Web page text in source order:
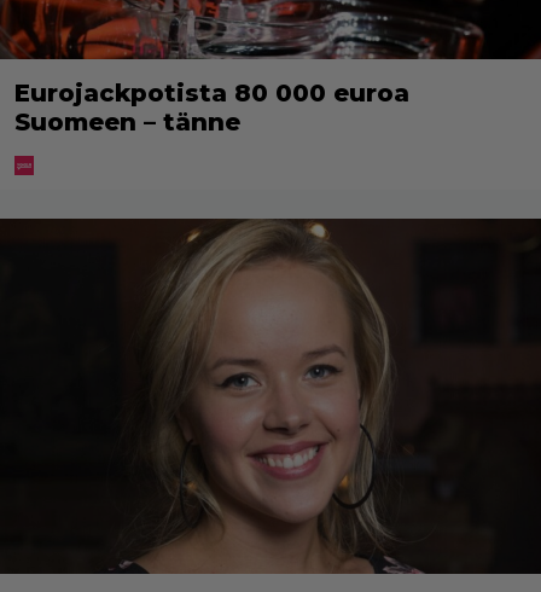
Eurojackpotista 80 000 euroa
Suomeen – tänne